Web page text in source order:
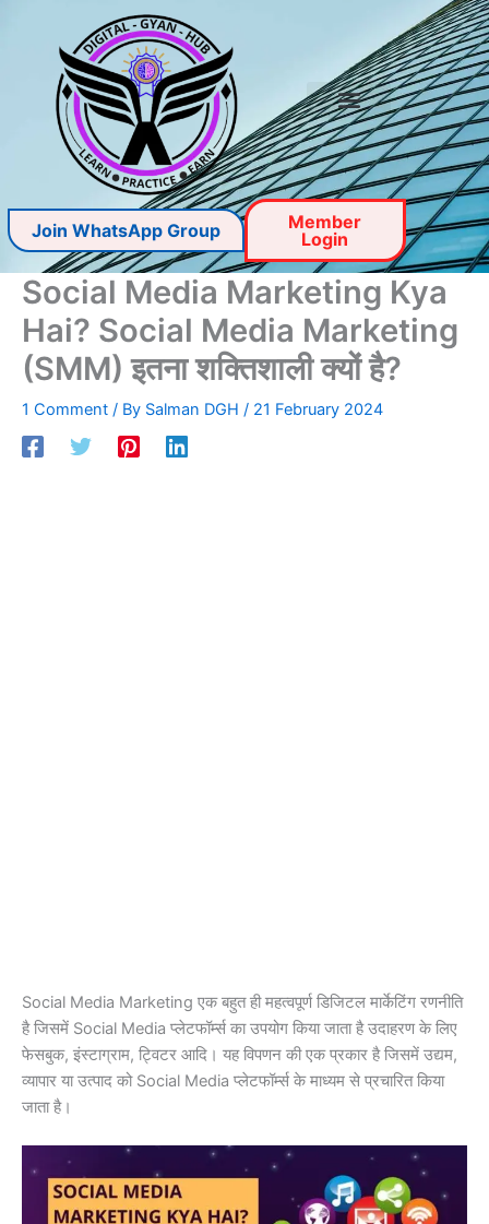
Join WhatsApp Group
Member
Login
Social Media Marketing Kya
Hai? Social Media Marketing
(SMM) इतना शक्तिशाली क्यों है?
1 Comment / By Salman DGH / 21 February 2024
Social Media Marketing एक बहुत ही महत्वपूर्ण डिजिटल मार्केटिंग रणनीति
है जिसमें Social Media प्लेटफॉर्म्स का उपयोग किया जाता है उदाहरण के लिए
फेसबुक, इंस्टाग्राम, ट्विटर आदि। यह विपणन की एक प्रकार है जिसमें उद्यम,
व्यापार या उत्पाद को Social Media प्लेटफॉर्म्स के माध्यम से प्रचारित किया
जाता है।